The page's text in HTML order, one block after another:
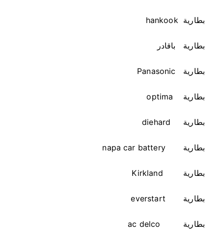
بطارية hankook
بطارية باقادر
بطارية Panasonic
بطارية optima
بطارية diehard
بطارية napa car battery
بطارية Kirkland
بطارية everstart
بطارية ac delco